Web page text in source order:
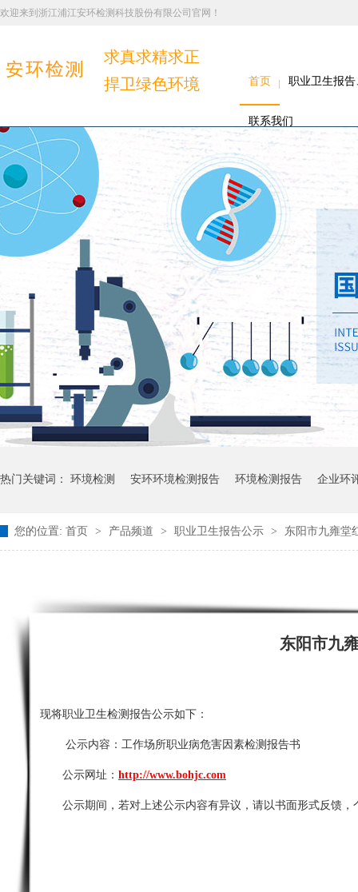
欢迎来到浙江浦江安环检测科技股份有限公司官网！
求真求精求正
捍卫绿色环境
首页 职业卫生报
联系我们
热门关键词： 环境检测 安环环境检测报告 环境检测报告 企业环
您的位置: 首页 > 产品频道 > 职业卫生报告公示 > 东阳市九雍堂
东阳市九
现将职业卫生检测报告公示如下：
公示内容： 工作场所职业病危害因素检测报告书
公示网址： http://www.bohjc.com
公示期间，若对上述公示内容有异议，请以书面形式反馈，